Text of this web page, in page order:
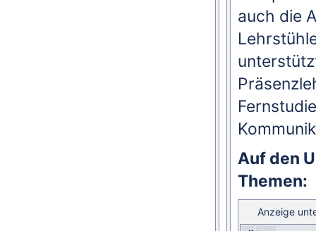
auch die
Auf den
Themen:
Anzeige